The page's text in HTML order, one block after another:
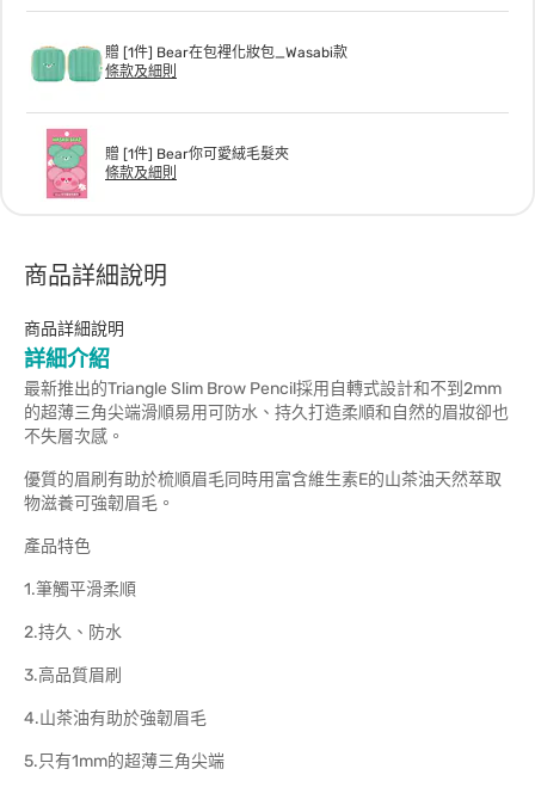
贈 [1件] Bear在包裡化妝包_Wasabi款
條款及細則
贈 [1件] Bear你可愛絨毛髮夾
條款及細則
商品詳細說明
商品詳細說明
詳細介紹
最新推出的Triangle Slim Brow Pencil採用自轉式設計和不到2mm
的超薄三角尖端滑順易用可防水、持久打造柔順和自然的眉妝卻也
不失層次感。
優質的眉刷有助於梳順眉毛同時用富含維生素E的山茶油天然萃取
物滋養可強韌眉毛。
產品特色
1.筆觸平滑柔順
2.持久、防水
3.高品質眉刷
4.山茶油有助於強韌眉毛
5.只有1mm的超薄三角尖端